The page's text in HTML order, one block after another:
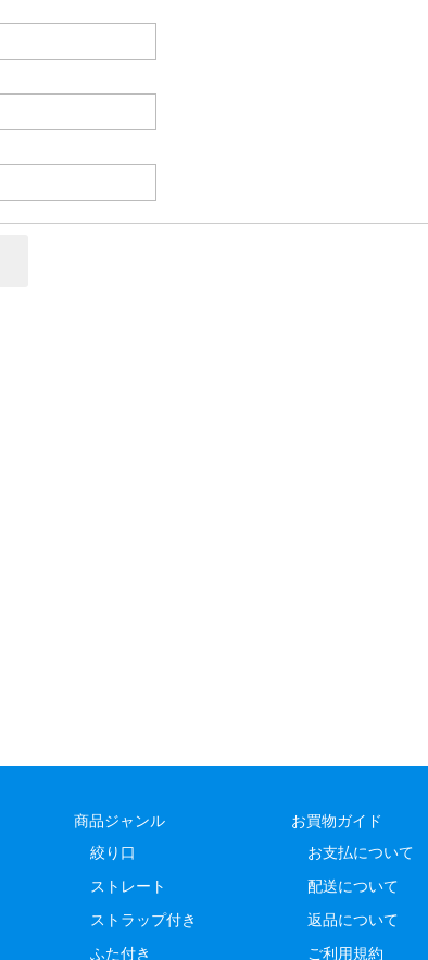
商品ジャンル
絞り口
ストレート
ストラップ付き
ふた付き
お買物ガイド
お支払について
配送について
返品について
ご利用規約